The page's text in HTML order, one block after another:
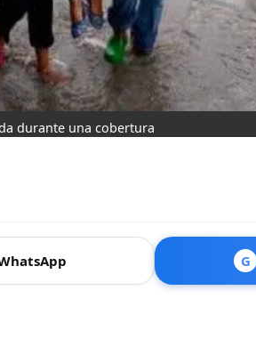
durante una cobertura
G